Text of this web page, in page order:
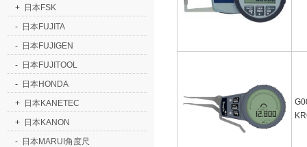
+ 日本FSK
- 日本FUJITA
- 日本FUJIGEN
- 日本FUJITOOL
- 日本HONDA
+ 日本KANETEC
+ 日本KANON
- 日本MARUI角度尺